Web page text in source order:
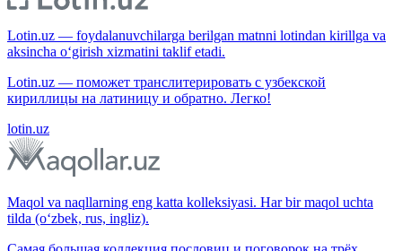
Lotin.uz — foydalanuvchilarga berilgan matnni lotindan kirillga va
aksincha o‘girish xizmatini taklif etadi.
Lotin.uz — поможет транслитерировать с узбекской
кириллицы на латиницу и обратно. Легко!
lotin.uz
Maqol va naqllarning eng katta kolleksiyasi. Har bir maqol uchta
tilda (o‘zbek, rus, ingliz).